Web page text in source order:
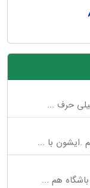
حرف ...
.ایشون با ...
هم ...